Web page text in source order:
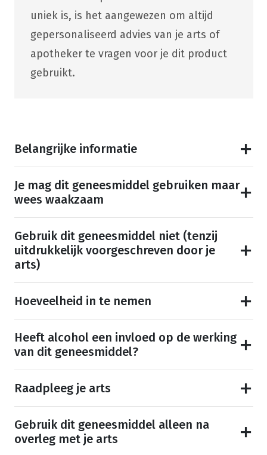
uniek is, is het aangewezen om altijd
gepersonaliseerd advies van je arts of
apotheker te vragen voor je dit product
gebruikt.
Belangrijke informatie
Je mag dit geneesmiddel gebruiken maar
wees waakzaam
Gebruik dit geneesmiddel niet (tenzij
uitdrukkelijk voorgeschreven door je
arts)
Hoeveelheid in te nemen
Heeft alcohol een invloed op de werking
van dit geneesmiddel?
Raadpleeg je arts
Gebruik dit geneesmiddel alleen na
overleg met je arts